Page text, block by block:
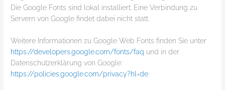
Die Google Fonts sind lokal installiert. Eine Verbindung zu
Servern von Google findet dabei nicht statt.
Weitere Informationen zu Google Web Fonts finden Sie unter
https://developers.google.com/fonts/faq und in der
Datenschutzerklärung von Google:
https://policies.google.com/privacy?hl=de